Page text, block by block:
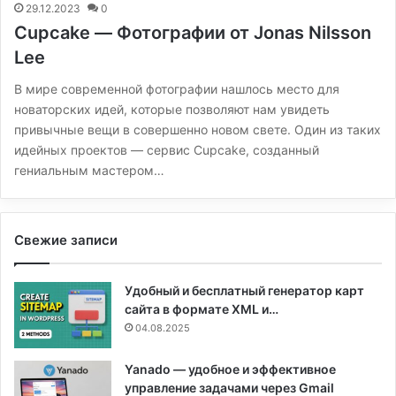
29.12.2023 0
Cupcake — Фотографии от Jonas Nilsson
Lee
В мире современной фотографии нашлось место для
новаторских идей, которые позволяют нам увидеть
привычные вещи в совершенно новом свете. Один из таких
идейных проектов — сервис Cupcake, созданный
гениальным мастером…
Свежие записи
Удобный и бесплатный генератор карт
сайта в формате XML и…
04.08.2025
Yanado — удобное и эффективное
управление задачами через Gmail